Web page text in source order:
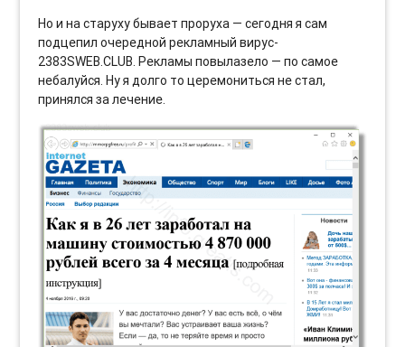
Но и на старуху бывает проруха — сегодня я сам
подцепил очередной рекламный вирус-
2383SWEB.CLUB. Рекламы повылазело — по самое
небалуйся. Ну я долго то церемониться не стал,
принялся за лечение.